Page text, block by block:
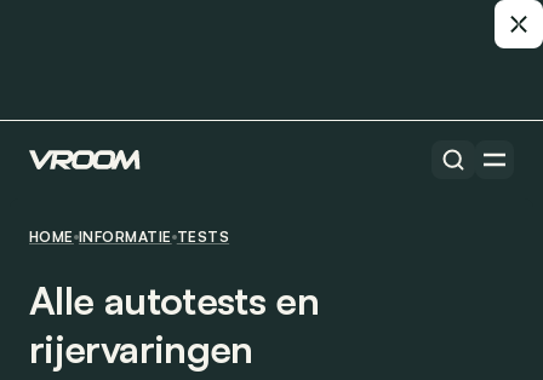
HOME INFORMATIE TESTS
Alle autotests en
rijervaringen